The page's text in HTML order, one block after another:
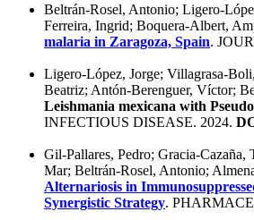
Beltrán-Rosel, Antonio; Ligero-
Ferreira, Ingrid; Boquera-Albert,
malaria in Zaragoza, Spain.
Ligero-López, Jorge; Villagrasa-
Beatriz; Antón-Berenguer, Víctor;
Leishmania mexicana with
INFECTIOUS DISEASE. 2024.
Gil-Pallares, Pedro; Gracia-
Mar; Beltrán-Rosel, Antonio;
Alternariosis in
Synergistic Strategy.